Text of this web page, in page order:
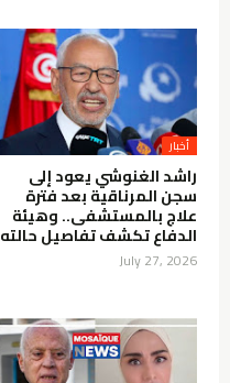
أخبار
راشد الغنوشي يعود إلى
سجن المرناقية بعد فترة
علاج بالمستشفى.. وهيئة
الدفاع تكشف تفاصيل حالته
July 27, 2026